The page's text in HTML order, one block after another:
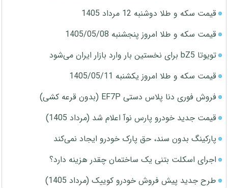
قیمت سکه و طلا دوشنبه 12 مرداد 1405
قیمت سکه و طلا امروز پنجشنبه 1405/05/08
تویوتا bZ5 برای نخستین بار وارد بازار ایران می‌شود
قیمت سکه و طلا امروز یکشنبه 1405/05/11
فروش فوری دنا پلاس دستی EF7P (بدون قرعه کشی)
قیمت جدید خودرو پارس نوآ اعلام شد (مرداد 1405)
پارکینگ بدون سند، حق پارک خودرو ایجاد نمی‌کند
اجرای اسکلت بتنی یک ساختمان چقدر هزینه دارد؟
طرح جدید پیش فروش خودرو کوییک (مرداد 1405)